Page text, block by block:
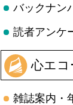
バックナン
読者アンケ
心エコ
雑誌案内・